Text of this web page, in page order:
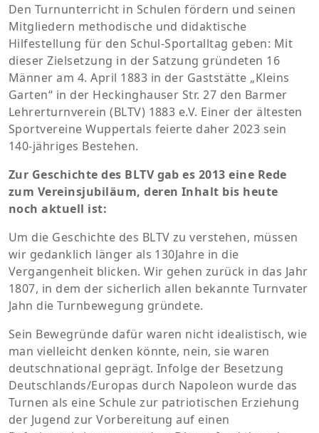
Den Turnunterricht in Schulen fördern und seinen
Mitgliedern methodische und didaktische
Hilfestellung für den Schul-Sportalltag geben: Mit
dieser Zielsetzung in der Satzung gründeten 16
Männer am 4. April 1883 in der Gaststätte „Kleins
Garten“ in der Heckinghauser Str. 27 den Barmer
Lehrerturnverein (BLTV) 1883 e.V. Einer der ältesten
Sportvereine Wuppertals feierte daher 2023 sein
140-jähriges Bestehen.
Zur Geschichte des BLTV gab es 2013 eine Rede
zum Vereinsjubiläum, deren Inhalt bis heute
noch aktuell ist:
Um die Geschichte des BLTV zu verstehen, müssen
wir gedanklich länger als 130Jahre in die
Vergangenheit blicken. Wir gehen zurück in das Jahr
1807, in dem der sicherlich allen bekannte Turnvater
Jahn die Turnbewegung gründete.
Sein Bewegründe dafür waren nicht idealistisch, wie
man vielleicht denken könnte, nein, sie waren
deutschnational geprägt. Infolge der Besetzung
Deutschlands/Europas durch Napoleon wurde das
Turnen als eine Schule zur patriotischen Erziehung
der Jugend zur Vorbereitung auf einen